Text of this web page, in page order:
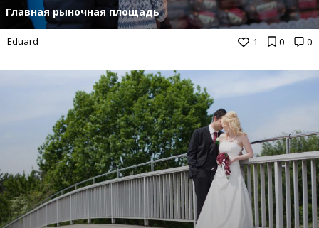
1 0 0
Главная рыночная площадь
Eduard